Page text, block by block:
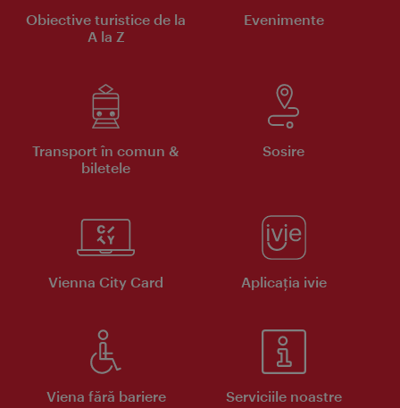
Obiective turistice de la
A la Z
Evenimente
Transport în comun &
biletele
Sosire
Vienna City Card Aplicaţia ivie
Viena fără bariere Serviciile noastre